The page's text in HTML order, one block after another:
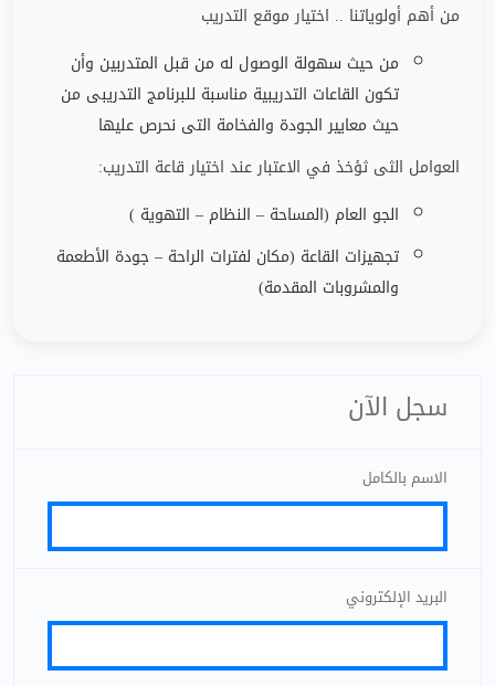
من أهم أولوياتنا .. اختيار موقع التدريب
من حيث سهولة الوصول له من قبل المتدربين وأن
تكون القاعات التدريبية مناسبة للبرنامج التدريبى من
حيث معايير الجودة والفخامة التى نحرص عليها
العوامل الثى ثؤخذ في الاعتبار عند اختيار قاعة التدريب:
الجو العام (المساحة – النظام – التهوية )
تجهيزات القاعة (مكان لفترات الراحة –جودة الأطعمة
والمشروبات المقدمة)
سجل الآن
الاسم بالكامل
البريد الإلكتروني